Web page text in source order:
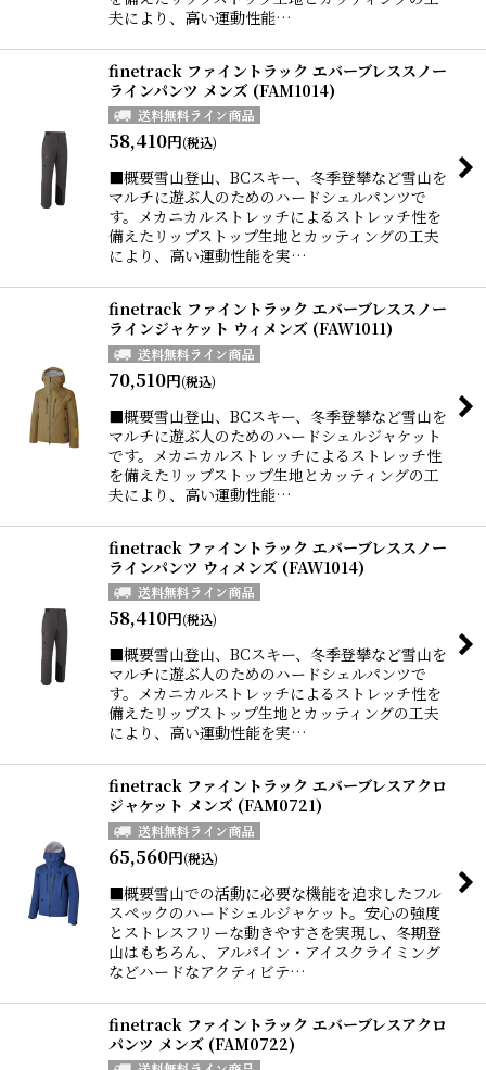
夫により、高い運動性能…
finetrack ファイントラック エバーブレススノー
ラインパンツ メンズ (FAM1014)
58,410円(税込)
■概要雪山登山、BCスキー、冬季登攀など雪山を
マルチに遊ぶ人のためのハードシェルパンツで
す。メカニカルストレッチによるストレッチ性を
備えたリップストップ生地とカッティングの工夫
により、高い運動性能を実…
finetrack ファイントラック エバーブレススノー
ラインジャケット ウィメンズ (FAW1011)
70,510円(税込)
■概要雪山登山、BCスキー、冬季登攀など雪山を
マルチに遊ぶ人のためのハードシェルジャケット
です。メカニカルストレッチによるストレッチ性
を備えたリップストップ生地とカッティングの工
夫により、高い運動性能…
finetrack ファイントラック エバーブレススノー
ラインパンツ ウィメンズ (FAW1014)
58,410円(税込)
■概要雪山登山、BCスキー、冬季登攀など雪山を
マルチに遊ぶ人のためのハードシェルパンツで
す。メカニカルストレッチによるストレッチ性を
備えたリップストップ生地とカッティングの工夫
により、高い運動性能を実…
finetrack ファイントラック エバーブレスアクロ
ジャケット メンズ (FAM0721)
65,560円(税込)
■概要雪山での活動に必要な機能を追求したフル
スペックのハードシェルジャケット。安心の強度
とストレスフリーな動きやすさを実現し、冬期登
山はもちろん、アルパイン・アイスクライミング
などハードなアクティビテ…
finetrack ファイントラック エバーブレスアクロ
パンツ メンズ (FAM0722)